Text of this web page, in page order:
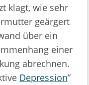
klagt, wie sehr
geärgert
über ein
einer
abrechnen.
Depression”